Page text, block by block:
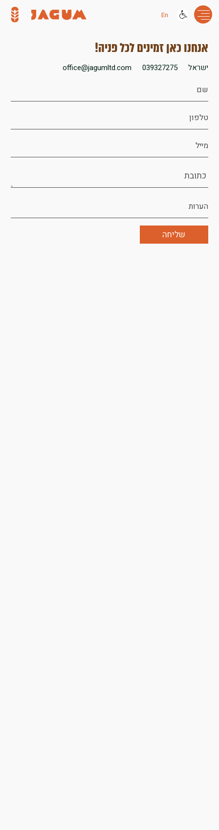
En
אנחנו כאן זמינים לכל פניה!
ישראל 039327275
office@jagumltd.com